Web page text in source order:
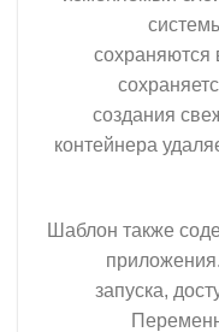
сохраняются
создания
контейнера
Шаблон также
запуска,